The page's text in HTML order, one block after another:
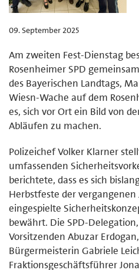
09. September 2025
Am zweiten Fest-Dienstag
Rosenheimer SPD
des Bayerischen Landtags,
Wiesn-Wache auf dem
es, sich vor Ort ein Bild von
Abläufen zu machen.
Polizeichef Volker Klarner
umfassenden
berichtete, dass es sich
Herbstfeste der
eingespielte
bewährt. Die SPD-
Vorsitzenden Abuzar
Bürgermeisterin Gabriele
Fraktionsgeschäftsführer